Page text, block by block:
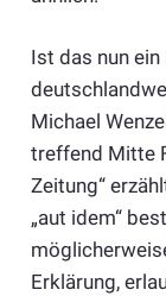
Ist das nun
Michael
treffend Mitte
Zeitung“
„aut idem“
Erklärung,